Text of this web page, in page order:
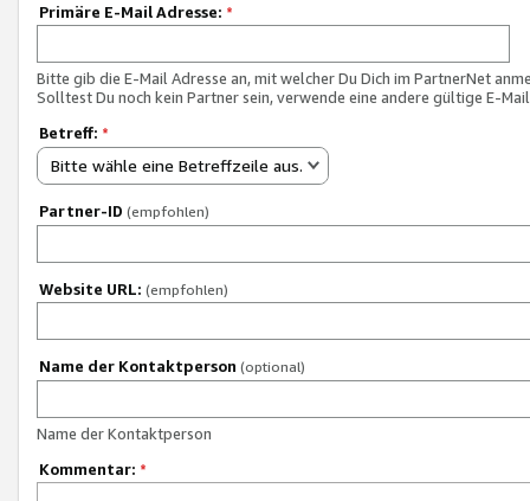
Primäre E-Mail Adresse: *
Bitte gib die E-Mail Adresse an, mit welcher Du Dich im PartnerNet
Solltest Du noch kein Partner sein, verwende eine andere gültige E-
Betreff: *
Bitte wähle eine Betreffzeile aus.
Partner-ID (empfohlen)
Website URL: (empfohlen)
Name der Kontaktperson (optional)
Name der Kontaktperson
Kommentar: *